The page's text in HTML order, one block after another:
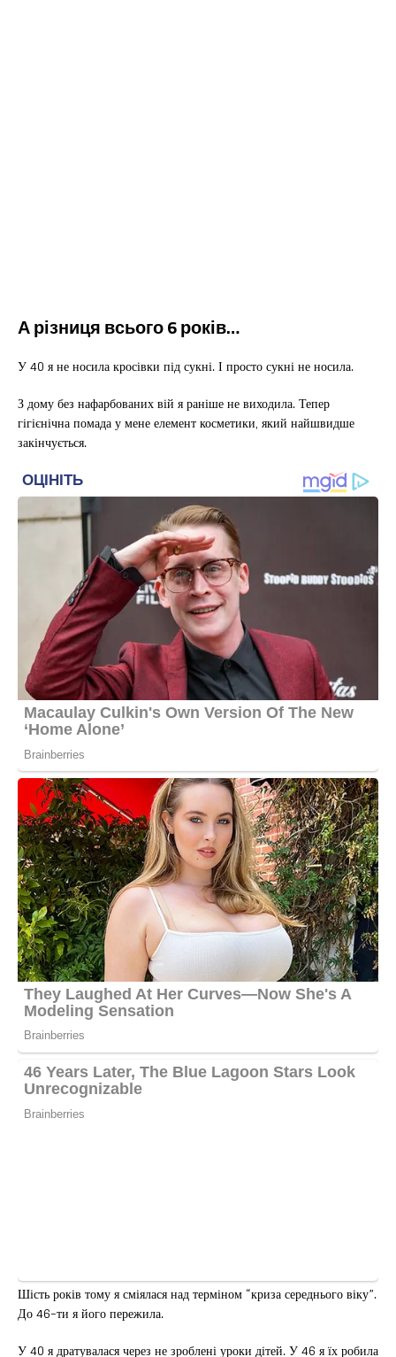
А різниця всього 6 років…
У 40 я не носила кросівки під сукні. І просто сукні не носила.
З дому без нафарбованих вій я раніше не виходила. Тепер
гігієнічна помада у мене елемент косметики, який найшвидше
закінчується.
Шість років тому я сміялася над терміном “криза середнього віку”.
До 46-ти я його пережила.
У 40 я дратувалася через не зроблені уроки дітей. У 46 я їх робила